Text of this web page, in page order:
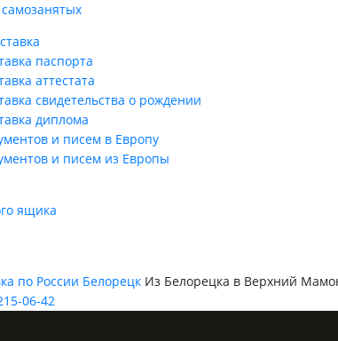
паспорта
аттестата
свидетельства о рождении
диплома
и писем в Европу
и писем из Европы
ящика
по России Белорецк Из Белорецка в Верхний
06-42